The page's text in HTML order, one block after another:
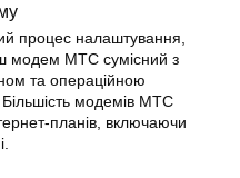
процес налаштування,
модем МТС сумісний з
та операційною
модемів МТС
планів, включаючи